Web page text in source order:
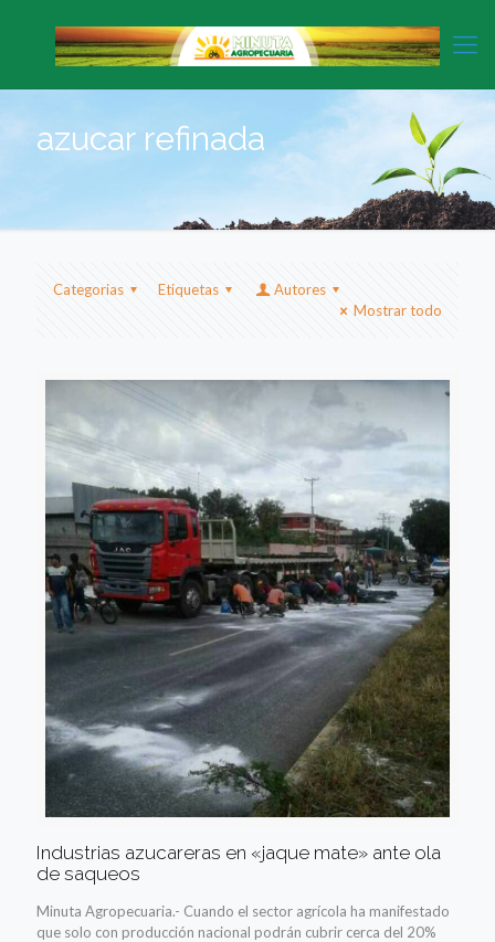
azucar refinada
Categorias Etiquetas
Autores
Mostrar todo
Industrias azucareras en «jaque mate» ante ola
de saqueos
Minuta Agropecuaria.- Cuando el sector agrícola ha manifestado
que solo con producción nacional podrán cubrir cerca del 20%